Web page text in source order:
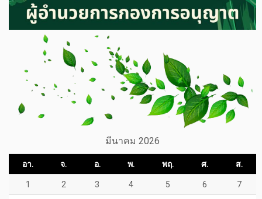
มีนาคม 2026
อา. จ. อ. พ. พฤ. ศ. ส.
1 2 3 4 5 6 7